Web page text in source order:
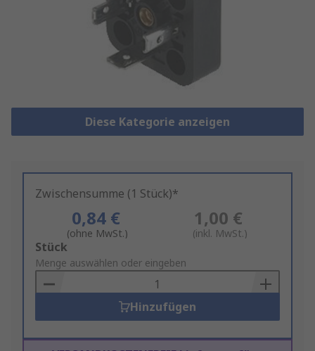
Diese Kategorie anzeigen
Zwischensumme (1 Stück)*
0,84 €
(ohne MwSt.)
1,00 €
(inkl. MwSt.)
Add
to
Basket
Stück
Menge auswählen oder eingeben
Hinzufügen